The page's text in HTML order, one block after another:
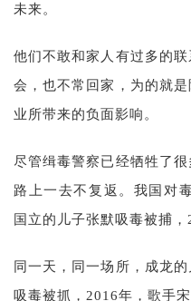
未来。
他们不敢和家人有过多的
会，也不常回家，为的就
业所带来的负面影响。
尽管缉毒警察已经牺牲了
路上一去不复返。我国对
国立的儿子张默吸毒被捕
同一天，同一场所，成龙
吸毒被抓，2016年，歌手